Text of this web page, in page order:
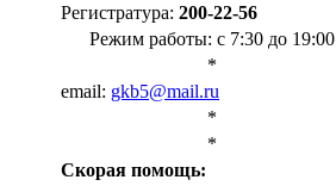
Регистратура: 200-22-56
Режим работы: с 7:30 до 19:00
*
email: gkb5@mail.ru
*
*
Cкорая помощь: